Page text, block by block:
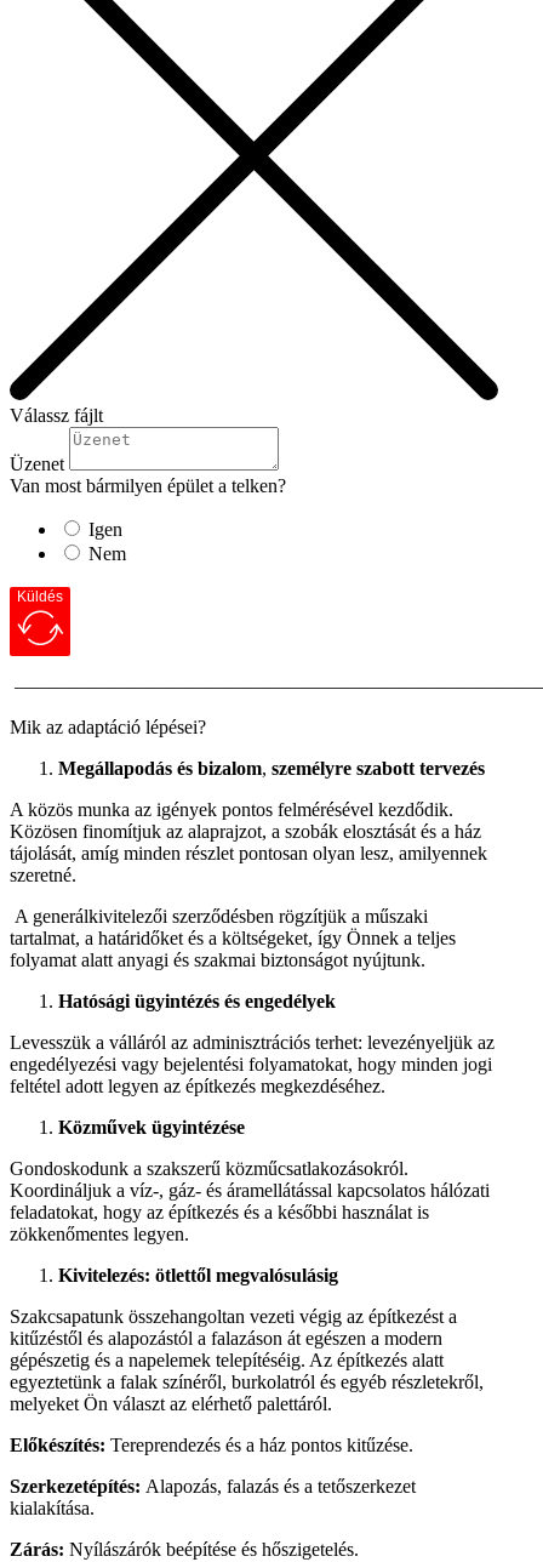
Válassz fájlt
Üzenet
Van most bármilyen épület a telken?
Igen
Nem
Küldés
Mik az adaptáció lépései?
Megállapodás és bizalom, személyre szabott tervezés
A közös munka az igények pontos felmérésével kezdődik.
Közösen finomítjuk az alaprajzot, a szobák elosztását és a ház
tájolását, amíg minden részlet pontosan olyan lesz, amilyennek
szeretné.
A generálkivitelezői szerződésben rögzítjük a műszaki
tartalmat, a határidőket és a költségeket, így Önnek a teljes
folyamat alatt anyagi és szakmai biztonságot nyújtunk.
Hatósági ügyintézés és engedélyek
Levesszük a válláról az adminisztrációs terhet: levezényeljük az
engedélyezési vagy bejelentési folyamatokat, hogy minden jogi
feltétel adott legyen az építkezés megkezdéséhez.
Közművek ügyintézése
Gondoskodunk a szakszerű közműcsatlakozásokról.
Koordináljuk a víz-, gáz- és áramellátással kapcsolatos hálózati
feladatokat, hogy az építkezés és a későbbi használat is
zökkenőmentes legyen.
Kivitelezés: ötlettől megvalósulásig
Szakcsapatunk összehangoltan vezeti végig az építkezést a
kitűzéstől és alapozástól a falazáson át egészen a modern
gépészetig és a napelemek telepítéséig. Az építkezés alatt
egyeztetünk a falak színéről, burkolatról és egyéb részletekről,
melyeket Ön választ az elérhető palettáról.
Előkészítés: Tereprendezés és a ház pontos kitűzése.
Szerkezetépítés: Alapozás, falazás és a tetőszerkezet
kialakítása.
Zárás: Nyílászárók beépítése és hőszigetelés.